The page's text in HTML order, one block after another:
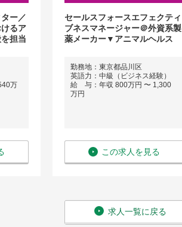
ー／
るア
担当
万
セールスフォースエフェクティ
ブネスマネージャー＠外資系製
薬メーカー▼アニマルヘルス
勤務地：東京都品川区
英語力：中級（ビジネス経験）
給 与：年収 800万円 〜 1,300
万円
この求人を見る
求人一覧に戻る